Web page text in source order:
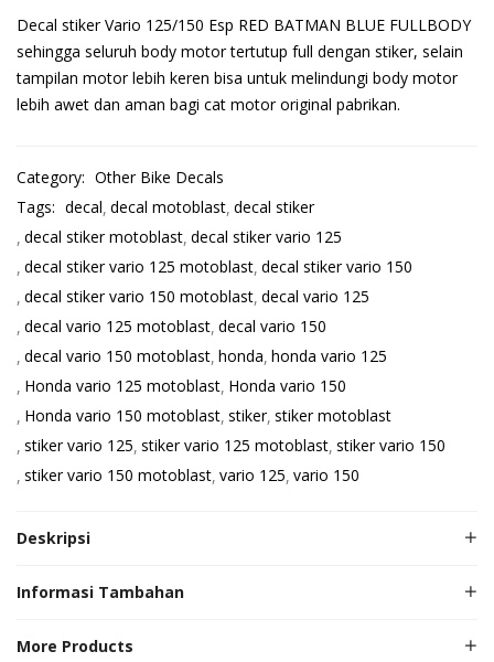
Decal stiker Vario 125/150 Esp RED BATMAN BLUE FULLBODY
sehingga seluruh body motor tertutup full dengan stiker, selain
tampilan motor lebih keren bisa untuk melindungi body motor
lebih awet dan aman bagi cat motor original pabrikan.
Category: Other Bike Decals
Tags: decal decal motoblast decal stiker
decal stiker motoblast decal stiker vario 125
decal stiker vario 125 motoblast decal stiker vario 150
decal stiker vario 150 motoblast decal vario 125
decal vario 125 motoblast decal vario 150
decal vario 150 motoblast honda honda vario 125
Honda vario 125 motoblast Honda vario 150
Honda vario 150 motoblast stiker stiker motoblast
stiker vario 125 stiker vario 125 motoblast stiker vario 150
stiker vario 150 motoblast vario 125 vario 150
Deskripsi
Informasi Tambahan
More Products